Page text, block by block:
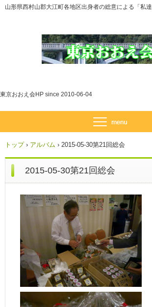
山形県西村山郡大江町各地区出身者の総意による「私達
東京おおえ会HP since 2010-06-04
トップ › アルバム › 2015-05-30第21回総会
2015-05-30第21回総会